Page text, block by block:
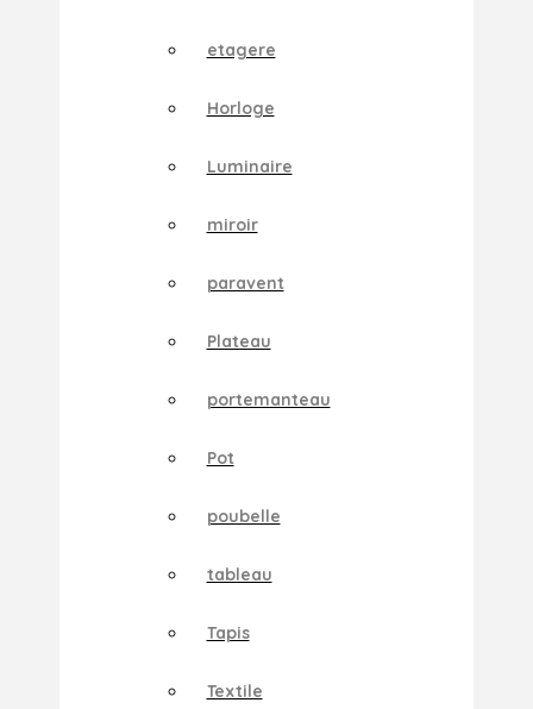
etagere
Horloge
Luminaire
miroir
paravent
Plateau
portemanteau
Pot
poubelle
tableau
Tapis
Textile